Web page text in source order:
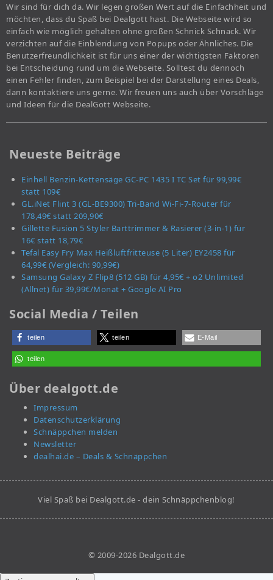
Wir sind für dich da. Wir legen großen Wert auf die Einfachheit und
möchten, dass du Spaß bei Dealgott hast. Die Webseite wird so
einfach wie möglich gehalten ohne großen Schnick Schnack. Wir
verzichten auf die Einblendung von Popups oder Ähnliches. Die
Benutzerfreundlichkeit ist für uns einer der wichtigsten Faktoren
bei Entscheidung rund um die Webseite. Solltest du dennoch
einen Fehler finden, zum Beispiel bei der Darstellung eines Deals,
dann kontaktiere uns gerne. Wir freuen uns auch über Vorschläge
und Ideen für die DealGott Webseite.
Neueste Beiträge
Einhell Benzin-Kettensäge GC-PC 1435 I TC Set für 99,99€
statt 109€
GL.iNet Flint 3 (GL-BE9300) Tri-Band Wi-Fi-7-Router für
178,49€ statt 209,90€
Gillette Fusion 5 Styler Barttrimmer & Rasierer (3-in-1) für
16€ statt 18,79€
Tefal Easy Fry Max Heißluftfritteuse (5 Liter) EY2458 für
64,99€ (Vergleich: 90,99€)
Samsung Galaxy Z Flip8 (512 GB) für 4,95€ + o2 Unlimited
(Allnet) für 39,99€/Monat + Google AI Pro
Social Media / Teilen
teilen teilen E-Mail
teilen
Über dealgott.de
Impressum
Datenschutzerklärung
Schnäppchen melden
Newsletter
dealhai.de – Deals & Schnäppchen
Viel Spaß bei Dealgott.de - dein Schnäppchenblog!
© 2009-2026 Dealgott.de